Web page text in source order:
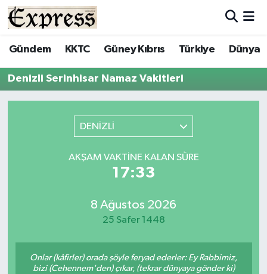
Gündem KKTC Güney Kıbrıs Türkiye Dünya
Denizli Serinhisar Namaz Vakitleri
DENİZLİ
AKŞAM VAKTINE KALAN SÜRE
17:33
8 Ağustos 2026
25 Safer 1448
Onlar (kâfirler) orada şöyle feryad ederler: Ey Rabbimiz,
bizi (Cehennem'den) çıkar, (tekrar dünyaya gönder ki)
ALAYKÖY
ALSANCAK
ÇATALKÖY
ENGLISH
Hava Durumu
Trafik Durumu
Tüm Manşetler
Son Dakika Haberleri